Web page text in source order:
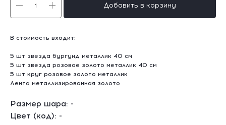
Добавить в корзину
В стоимость входит:
5 шт звезда бургунд металлик 40 см
5 шт звезда розовое золото металлик 40 см
5 шт круг розовое золото металлик
Лента металлизированная золото
Размер шара: -
Цвет (код): -